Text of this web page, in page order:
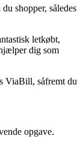
shopper, således
letkøbt,
dig som
ViaBill, såfremt du
opgave.